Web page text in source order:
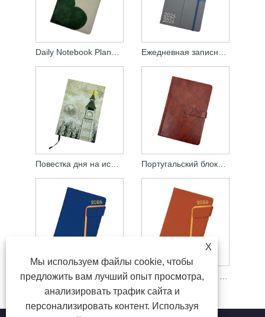
Немецкая ноутбука
X
Мы используем файлы cookie, чтобы
предложить вам лучший опыт просмотра,
анализировать трафик сайта и
персонализировать контент. Используя